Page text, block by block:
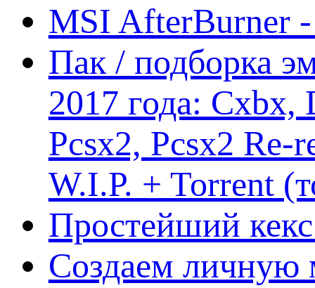
MSI AfterBurner
Пак / подборка
2017 года:
Pcsx2, Pcsx2
W.I.P. + Torrent
Простейший кекс
Создаем личную